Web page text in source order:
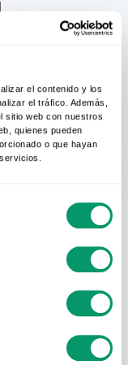
el contenido y los
el tráfico. Además,
sitio web con nuestros
quienes pueden
o que hayan
el mejor
si no